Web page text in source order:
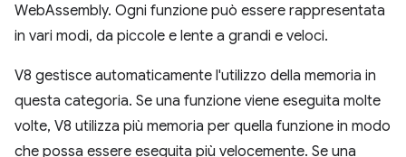
WebAssembly. Ogni funzione può essere rappresentata
in vari modi, da piccole e lente a grandi e veloci.
V8 gestisce automaticamente l'utilizzo della memoria in
questa categoria. Se una funzione viene eseguita molte
volte, V8 utilizza più memoria per quella funzione in modo
che possa essere eseguita più velocemente. Se una